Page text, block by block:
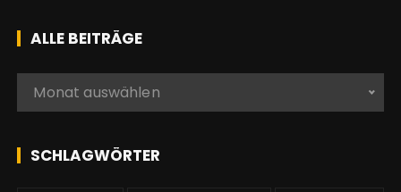
h
e
n
c
:
ALLE BEITRÄGE
e
Monat auswählen
SCHLAGWÖRTER